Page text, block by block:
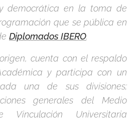
democrática en la toma de
que se pública en
Diplomados IBERO.
cuenta con el respaldo
y participa con un
una de sus divisiones;
generales del Medio
Universitaria